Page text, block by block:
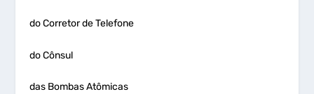
do Corretor de Telefone
do Cônsul
das Bombas Atômicas